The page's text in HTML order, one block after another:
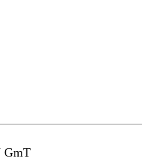
GmT